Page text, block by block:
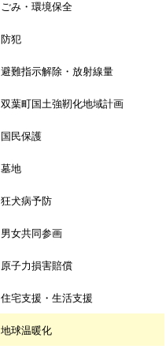
ごみ・環境保全
防犯
避難指示解除・放射線量
双葉町国土強靭化地域計画
国民保護
墓地
狂犬病予防
男女共同参画
原子力損害賠償
住宅支援・生活支援
地球温暖化